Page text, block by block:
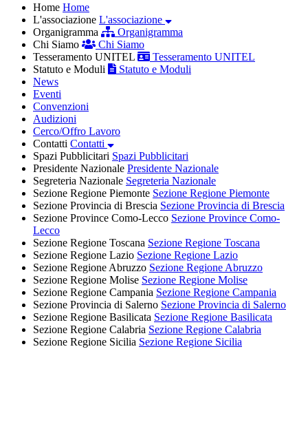
Home Home
L'associazione L'associazione
Organigramma
Organigramma
Chi Siamo
Chi Siamo
Tesseramento UNITEL
Tesseramento UNITEL
Statuto e Moduli
Statuto e Moduli
News
Eventi
Convenzioni
Audizioni
Cerco/Offro Lavoro
Contatti Contatti
Spazi Pubblicitari Spazi Pubblicitari
Presidente Nazionale Presidente Nazionale
Segreteria Nazionale Segreteria Nazionale
Sezione Regione Piemonte Sezione Regione Piemonte
Sezione Provincia di Brescia Sezione Provincia di Brescia
Sezione Province Como-Lecco Sezione Province Como-
Lecco
Sezione Regione Toscana Sezione Regione Toscana
Sezione Regione Lazio Sezione Regione Lazio
Sezione Regione Abruzzo Sezione Regione Abruzzo
Sezione Regione Molise Sezione Regione Molise
Sezione Regione Campania Sezione Regione Campania
Sezione Provincia di Salerno Sezione Provincia di Salerno
Sezione Regione Basilicata Sezione Regione Basilicata
Sezione Regione Calabria Sezione Regione Calabria
Sezione Regione Sicilia Sezione Regione Sicilia